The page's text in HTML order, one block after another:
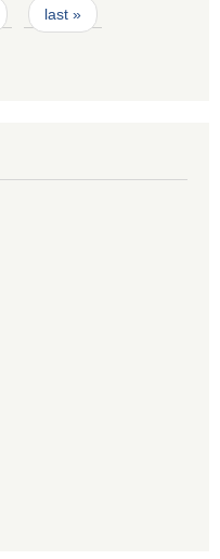
last »